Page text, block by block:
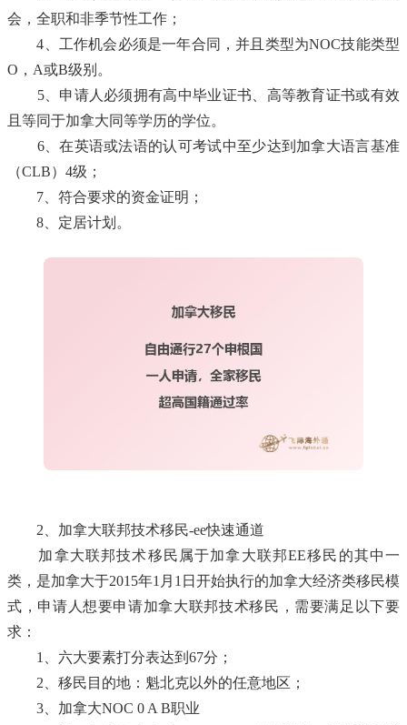
会，全职和非季节性工作；
4、工作机会必须是一年合同，并且类型为NOC技能类型
O，A或B级别。
5、申请人必须拥有高中毕业证书、高等教育证书或有效
且等同于加拿大同等学历的学位。
6、在英语或法语的认可考试中至少达到加拿大语言基准
（CLB）4级；
7、符合要求的资金证明；
8、定居计划。
2、加拿大联邦技术移民-ee快速通道
加拿大联邦技术移民属于加拿大联邦EE移民的其中一
类，是加拿大于2015年1月1日开始执行的加拿大经济类移民模
式，申请人想要申请加拿大联邦技术移民，需要满足以下要
求：
1、六大要素打分表达到67分；
2、移民目的地：魁北克以外的任意地区；
3、加拿大NOC 0 A B职业